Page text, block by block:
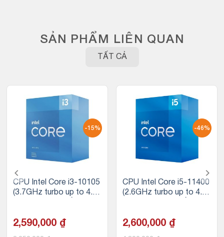
SẢN PHẨM LIÊN QUAN
TẤT CẢ
-15%
CPU Intel Core i3-10105
(3.7GHz turbo up to 4.4
2,590,000 ₫
-46%
CPU Intel Core i5-11400
(2.6GHz turbo up to 4.4
2,600,000 ₫